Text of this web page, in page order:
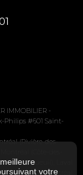
IMMOBILIER -
Philips #601 Saint-
(Rivière-des-
Longueuil)
Léonard),Montréal
votre